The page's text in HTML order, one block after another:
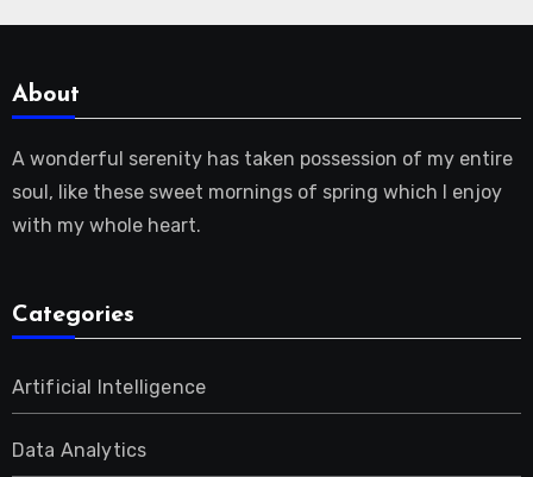
About
A wonderful serenity has taken possession of my entire
soul, like these sweet mornings of spring which I enjoy
with my whole heart.
Categories
Artificial Intelligence
Data Analytics